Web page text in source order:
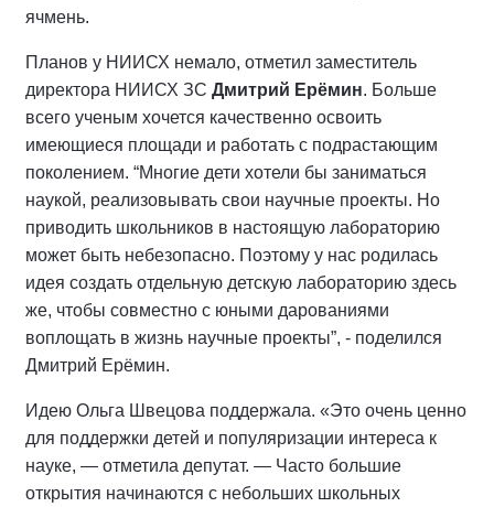
ячмень.
Планов у НИИСХ немало, отметил заместитель
директора НИИСХ ЗС Дмитрий Ерёмин. Больше
всего ученым хочется качественно освоить
имеющиеся площади и работать с подрастающим
поколением. “Многие дети хотели бы заниматься
наукой, реализовывать свои научные проекты. Но
приводить школьников в настоящую лабораторию
может быть небезопасно. Поэтому у нас родилась
идея создать отдельную детскую лабораторию здесь
же, чтобы совместно с юными дарованиями
воплощать в жизнь научные проекты”, - поделился
Дмитрий Ерёмин.
Идею Ольга Швецова поддержала. «Это очень ценно
для поддержки детей и популяризации интереса к
науке, — отметила депутат. — Часто большие
открытия начинаются с небольших школьных